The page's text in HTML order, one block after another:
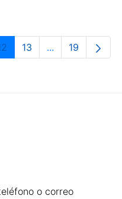
Use TAB para
PáginaPágina
13 ...PáginasPágina
19
o correo